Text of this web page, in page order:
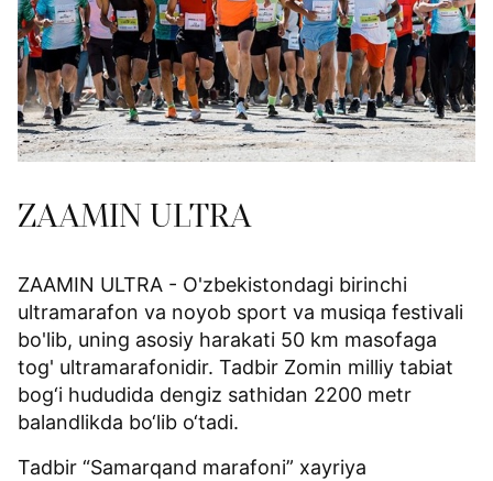
ZAAMIN ULTRA
ZAAMIN ULTRA - O'zbekistondagi birinchi
ultramarafon va noyob sport va musiqa festivali
bo'lib, uning asosiy harakati 50 km masofaga
tog' ultramarafonidir. Tadbir Zomin milliy tabiat
bog‘i hududida dengiz sathidan 2200 metr
balandlikda bo‘lib o‘tadi.
Tadbir “Samarqand marafoni” xayriya